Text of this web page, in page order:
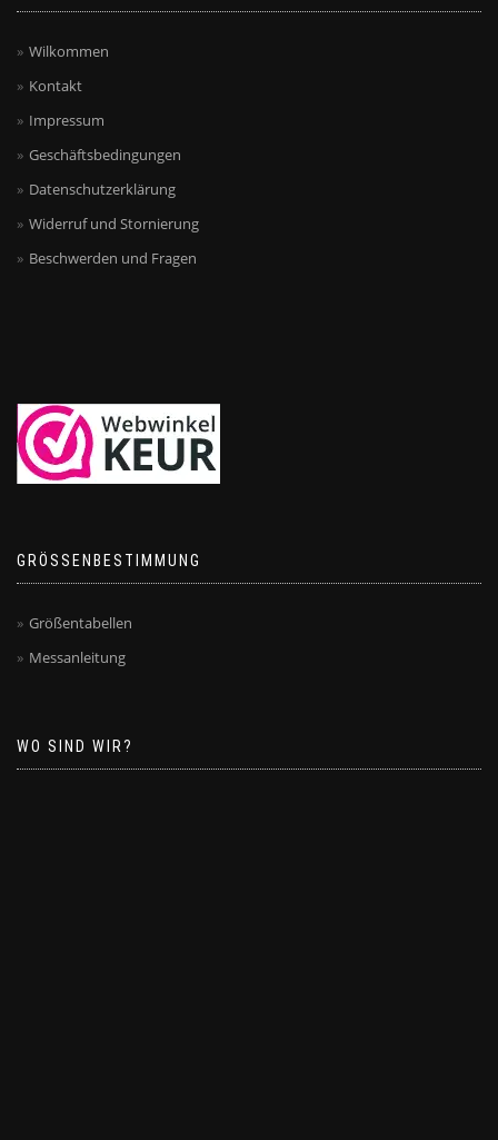
Wilkommen
Kontakt
Impressum
Geschäftsbedingungen
Datenschutzerklärung
Widerruf und Stornierung
Beschwerden und Fragen
GRÖSSENBESTIMMUNG
Größentabellen
Messanleitung
WO SIND WIR?